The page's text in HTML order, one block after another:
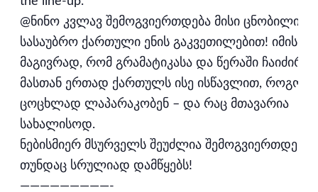
@ნინო კვლავ შემოგვიერთდება მისი ცნობილი
სასაუბრო ქართული ენის გაკვეთილებით! იმის
მაგივრად, რომ გრამატიკასა და წერაში
მასთან ერთად ქართულს ისე ისწავლით,
ცოცხლად ლაპარაკობენ – და რაც მთავარია
სახალისოდ.
ნებისმიერ მსურველს შეუძლია შემოგვიერთდეს –
თუნდაც სრულიად დამწყებს!
—————————-